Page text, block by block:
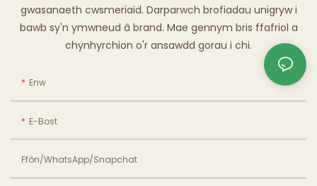
gwasanaeth cwsmeriaid. Darparwch brofiadau unigryw i
bawb sy'n ymwneud â brand. Mae gennym bris ffafriol a
chynhyrchion o'r ansawdd gorau i chi.
Enw
E-Bost
Ffôn/WhatsApp/Snapchat